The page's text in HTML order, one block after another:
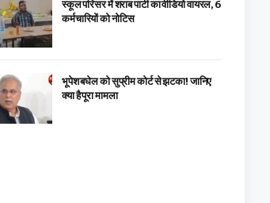
स्कूल परिसर में शराब पार्टी का वीडियो वायरल, 6
कर्मचारियों को नोटिस
भूपेश बघेल को सुप्रीम कोर्ट से झटका! जानिए
क्या है पूरा मामला